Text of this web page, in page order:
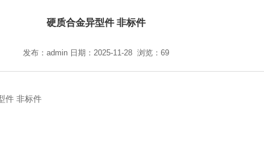
硬质合金异型件 非标件
发布：admin 日期：2025-11-28 浏览：69